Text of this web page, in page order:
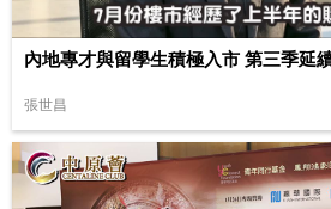
內地專才與留學生積極入市 第三季延
張世昌